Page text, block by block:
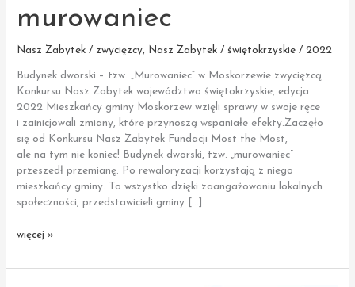
murowaniec
Nasz Zabytek / zwycięzcy, Nasz Zabytek / świętokrzyskie / 2022
Budynek dworski – tzw. „Murowaniec” w Moskorzewie zwycięzcą
Konkursu Nasz Zabytek województwo świętokrzyskie, edycja
2022 Mieszkańcy gminy Moskorzew wzięli sprawy w swoje ręce
i zainicjowali zmiany, które przynoszą wspaniałe efekty.Zaczęło
się od Konkursu Nasz Zabytek Fundacji Most the Most,
ale na tym nie koniec! Budynek dworski, tzw. „murowaniec”
przeszedł przemianę. Po rewaloryzacji korzystają z niego
mieszkańcy gminy. To wszystko dzięki zaangażowaniu lokalnych
społeczności, przedstawicieli gminy […]
Moskorzew
Budynek
więcej »